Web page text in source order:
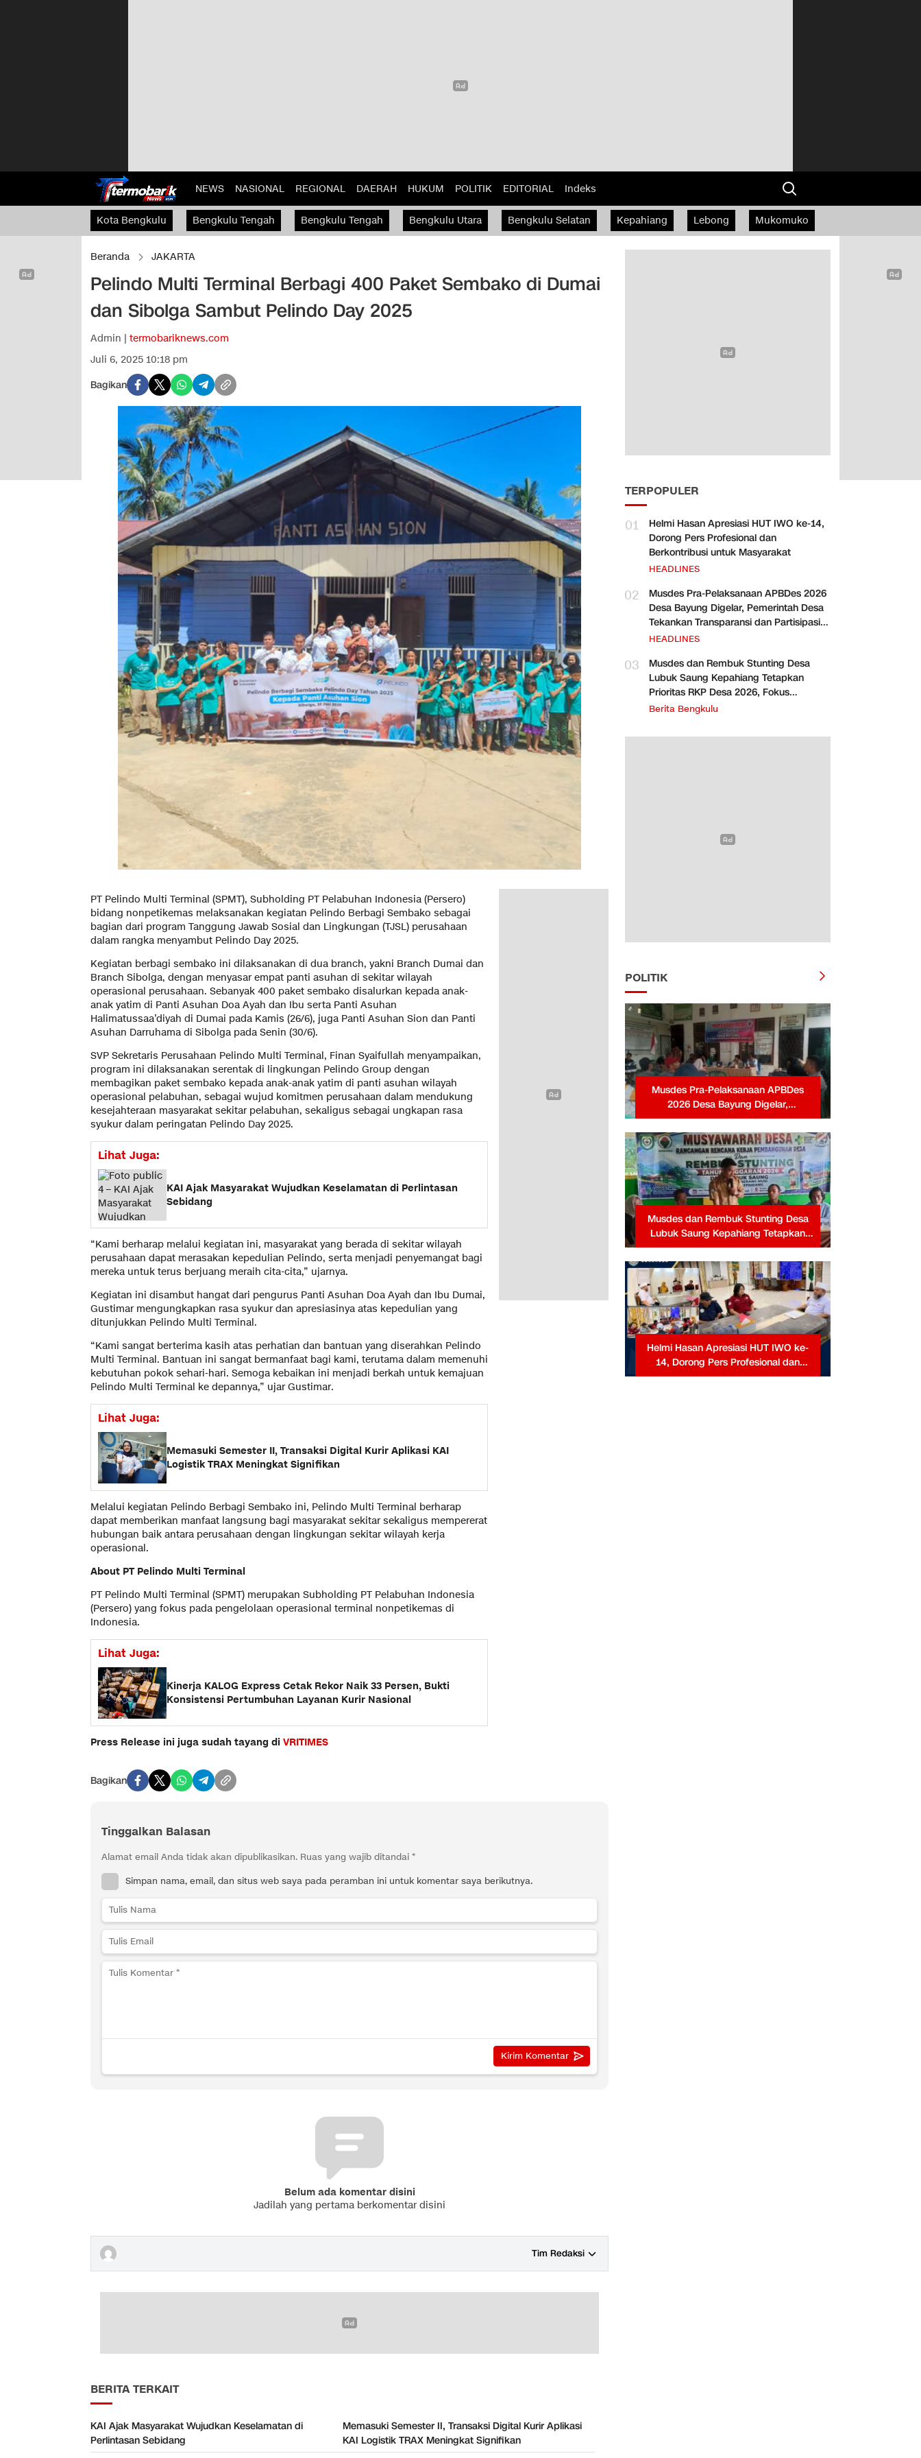
NEWS NASIONAL REGIONAL DAERAH HUKUM POLITIK EDITORIAL Indeks
Kota Bengkulu Bengkulu Tengah Bengkulu Tengah Bengkulu Utara Bengkulu Selatan Kepahiang Lebong Mukomuko
Beranda JAKARTA
Pelindo Multi Terminal Berbagi 400 Paket Sembako di Dumai
dan Sibolga Sambut Pelindo Day 2025
Admin | termobariknews.com
Juli 6, 2025 10:18 pm
Bagikan
PT Pelindo Multi Terminal (SPMT), Subholding PT Pelabuhan Indonesia (Persero)
bidang nonpetikemas melaksanakan kegiatan Pelindo Berbagi Sembako sebagai
bagian dari program Tanggung Jawab Sosial dan Lingkungan (TJSL) perusahaan
dalam rangka menyambut Pelindo Day 2025.
Kegiatan berbagi sembako ini dilaksanakan di dua branch, yakni Branch Dumai dan
Branch Sibolga, dengan menyasar empat panti asuhan di sekitar wilayah
operasional perusahaan. Sebanyak 400 paket sembako disalurkan kepada anak-
anak yatim di Panti Asuhan Doa Ayah dan Ibu serta Panti Asuhan
Halimatussaa’diyah di Dumai pada Kamis (26/6), juga Panti Asuhan Sion dan Panti
Asuhan Darruhama di Sibolga pada Senin (30/6).
SVP Sekretaris Perusahaan Pelindo Multi Terminal, Finan Syaifullah menyampaikan,
program ini dilaksanakan serentak di lingkungan Pelindo Group dengan
membagikan paket sembako kepada anak-anak yatim di panti asuhan wilayah
operasional pelabuhan, sebagai wujud komitmen perusahaan dalam mendukung
kesejahteraan masyarakat sekitar pelabuhan, sekaligus sebagai ungkapan rasa
syukur dalam peringatan Pelindo Day 2025.
Lihat Juga:
KAI Ajak Masyarakat Wujudkan Keselamatan di Perlintasan
Sebidang
“Kami berharap melalui kegiatan ini, masyarakat yang berada di sekitar wilayah
perusahaan dapat merasakan kepedulian Pelindo, serta menjadi penyemangat bagi
mereka untuk terus berjuang meraih cita-cita,” ujarnya.
Kegiatan ini disambut hangat dari pengurus Panti Asuhan Doa Ayah dan Ibu Dumai,
Gustimar mengungkapkan rasa syukur dan apresiasinya atas kepedulian yang
ditunjukkan Pelindo Multi Terminal.
“Kami sangat berterima kasih atas perhatian dan bantuan yang diserahkan Pelindo
Multi Terminal. Bantuan ini sangat bermanfaat bagi kami, terutama dalam memenuhi
kebutuhan pokok sehari-hari. Semoga kebaikan ini menjadi berkah untuk kemajuan
Pelindo Multi Terminal ke depannya,” ujar Gustimar.
Lihat Juga:
Memasuki Semester II, Transaksi Digital Kurir Aplikasi KAI
Logistik TRAX Meningkat Signifikan
Melalui kegiatan Pelindo Berbagi Sembako ini, Pelindo Multi Terminal berharap
dapat memberikan manfaat langsung bagi masyarakat sekitar sekaligus mempererat
hubungan baik antara perusahaan dengan lingkungan sekitar wilayah kerja
operasional.
About PT Pelindo Multi Terminal
PT Pelindo Multi Terminal (SPMT) merupakan Subholding PT Pelabuhan Indonesia
(Persero) yang fokus pada pengelolaan operasional terminal nonpetikemas di
Indonesia.
Lihat Juga:
Kinerja KALOG Express Cetak Rekor Naik 33 Persen, Bukti
Konsistensi Pertumbuhan Layanan Kurir Nasional
Press Release ini juga sudah tayang di VRITIMES
Bagikan
Tinggalkan Balasan
Alamat email Anda tidak akan dipublikasikan. Ruas yang wajib ditandai *
Simpan nama, email, dan situs web saya pada peramban ini untuk komentar saya berikutnya.
Belum ada komentar disini
Jadilah yang pertama berkomentar disini
Tim Redaksi
BERITA TERKAIT
KAI Ajak Masyarakat Wujudkan Keselamatan di
Perlintasan Sebidang
Memasuki Semester II, Transaksi Digital Kurir Aplikasi
KAI Logistik TRAX Meningkat Signifikan
TERPOPULER
01
Helmi Hasan Apresiasi HUT IWO ke-14,
Dorong Pers Profesional dan
Berkontribusi untuk Masyarakat
HEADLINES
02
Musdes Pra-Pelaksanaan APBDes 2026
Desa Bayung Digelar, Pemerintah Desa
Tekankan Transparansi dan Partisipasi
Warga
HEADLINES
03
Musdes dan Rembuk Stunting Desa
Lubuk Saung Kepahiang Tetapkan
Prioritas RKP Desa 2026, Fokus
Infrastruktur dan Penurunan Stunting
Berita Bengkulu
POLITIK
Musdes Pra-Pelaksanaan APBDes
2026 Desa Bayung Digelar,
Pemerintah Desa Tekankan
Transparansi dan Partisipasi Warga
Musdes dan Rembuk Stunting Desa
Lubuk Saung Kepahiang Tetapkan
Prioritas RKP Desa 2026, Fokus
Infrastruktur dan Penurunan Stunting
Helmi Hasan Apresiasi HUT IWO ke-
14, Dorong Pers Profesional dan
Berkontribusi untuk Masyarakat